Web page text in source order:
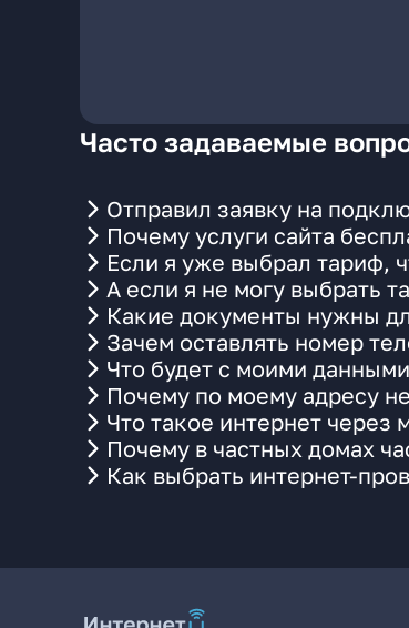
Часто задаваемые
Отправил заявку на
Почему услуги сайта
Если я уже выбрал тариф,
А если я не могу выбрать
Какие документы нужны
Зачем оставлять номер
Что будет с моими
Почему по моему адресу
Что такое интернет через
Почему в частных домах
Как выбрать интернет-